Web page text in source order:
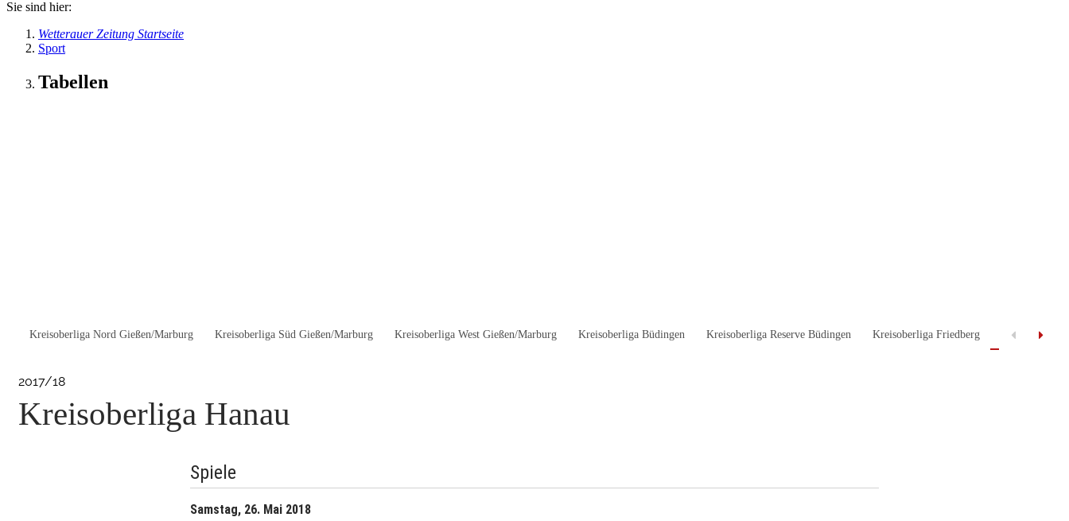
Sie sind hier:
Wetterauer Zeitung Startseite
Sport
Tabellen
Kreisoberliga Nord Gießen/Marburg Kreisoberliga Süd Gießen/Marburg Kreisoberliga West Gießen/Marburg Kreisoberliga Büdingen Kreisoberliga Reserve Büdingen Kreisoberliga Friedberg Kreisoberliga
2017/18
Kreisoberliga Hanau
Spiele
Samstag, 26. Mai 2018